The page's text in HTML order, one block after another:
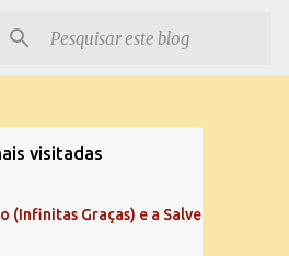
visitadas
(Infinitas Graças) e a Salve